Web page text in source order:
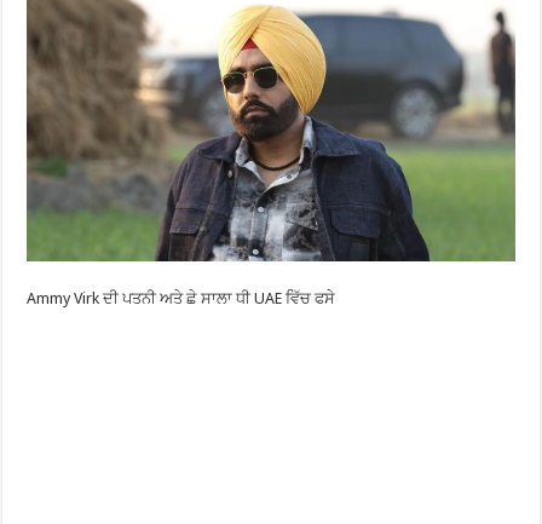
Ammy Virk ਦੀ ਪਤਨੀ ਅਤੇ ਛੇ ਸਾਲਾ ਧੀ UAE ਵਿੱਚ ਫਸੇ